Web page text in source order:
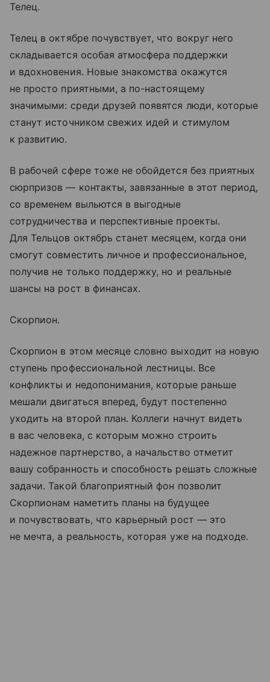
Телец.
Телец в октябре почувствует, что вокруг него
складывается особая атмосфера поддержки
и вдохновения. Новые знакомства окажутся
не просто приятными, а по-настоящему
значимыми: среди друзей появятся люди, которые
станут источником свежих идей и стимулом
к развитию.
В рабочей сфере тоже не обойдется без приятных
сюрпризов — контакты, завязанные в этот период,
со временем выльются в выгодные
сотрудничества и перспективные проекты.
Для Тельцов октябрь станет месяцем, когда они
смогут совместить личное и профессиональное,
получив не только поддержку, но и реальные
шансы на рост в финансах.
Скорпион.
Скорпион в этом месяце словно выходит на новую
ступень профессиональной лестницы. Все
конфликты и недопонимания, которые раньше
мешали двигаться вперед, будут постепенно
уходить на второй план. Коллеги начнут видеть
в вас человека, с которым можно строить
надежное партнерство, а начальство отметит
вашу собранность и способность решать сложные
задачи. Такой благоприятный фон позволит
Скорпионам наметить планы на будущее
и почувствовать, что карьерный рост — это
не мечта, а реальность, которая уже на подходе.